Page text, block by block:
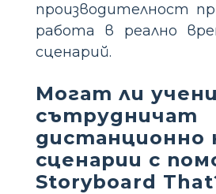
производителност
работа в реално
сценарий.
Могат ли
сътрудничат
дистанционно
сценарии с
Storyboard